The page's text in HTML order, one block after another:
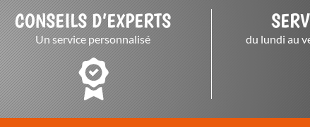
CONSEILS D’EXPERTS
Un service personnalisé du lundi au